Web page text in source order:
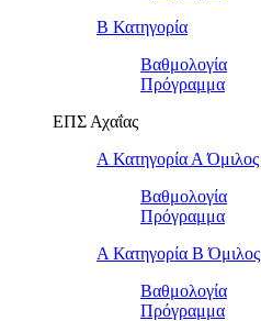
Β Κατηγορία
Βαθμολογία
Πρόγραμμα
ΕΠΣ Αχαΐας
Α Κατηγορία Α Όμιλος
Βαθμολογία
Πρόγραμμα
Α Κατηγορία Β Όμιλος
Βαθμολογία
Πρόγραμμα